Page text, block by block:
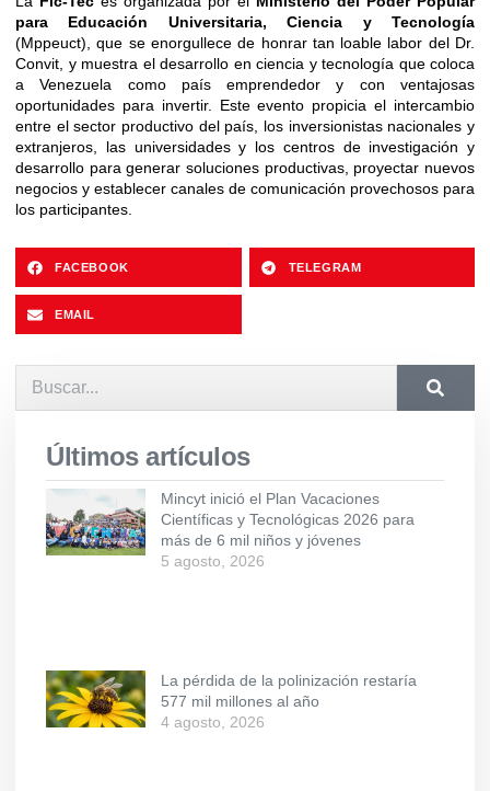
para Educación Universitaria, Ciencia y Tecnología
(Mppeuct), que se enorgullece de honrar tan loable labor del Dr.
Convit, y muestra el desarrollo en ciencia y tecnología que coloca
a Venezuela como país emprendedor y con ventajosas
oportunidades para invertir. Este evento propicia el intercambio
entre el sector productivo del país, los inversionistas nacionales y
extranjeros, las universidades y los centros de investigación y
desarrollo para generar soluciones productivas, proyectar nuevos
negocios y establecer canales de comunicación provechosos para
los participantes.
FACEBOOK TELEGRAM
EMAIL
Últimos artículos
Mincyt inició el Plan Vacaciones
Científicas y Tecnológicas 2026 para
más de 6 mil niños y jóvenes
5 agosto, 2026
La pérdida de la polinización restaría
577 mil millones al año
4 agosto, 2026